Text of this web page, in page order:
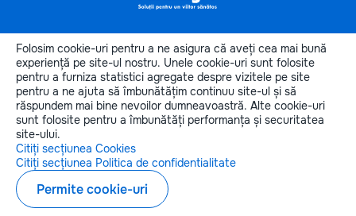
Copyright © 2026 zoofarmagro.md
Elaborarea siteului - ilab.md
Informaţiiutile
Categoriile produselor
Categorii de animale
Contactele noastre
Folosim cookie-uri pentru a ne asigura că aveți cea mai bună
experiență pe site-ul nostru. Unele cookie-uri sunt folosite
pentru a furniza statistici agregate despre vizitele pe site
pentru a ne ajuta să îmbunătățim continuu site-ul și să
răspundem mai bine nevoilor dumneavoastră. Alte cookie-uri
sunt folosite pentru a îmbunătăți performanța și securitatea
site-ului.
Citiți secțiunea Cookies
Citiți secțiunea Politica de confidentialitate
Permite cookie-uri